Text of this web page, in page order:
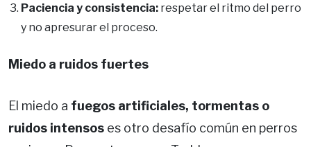
Paciencia y consistencia: respetar el ritmo del perro
y no apresurar el proceso.
Miedo a ruidos fuertes
El miedo a fuegos artificiales, tormentas o
ruidos intensos es otro desafío común en perros